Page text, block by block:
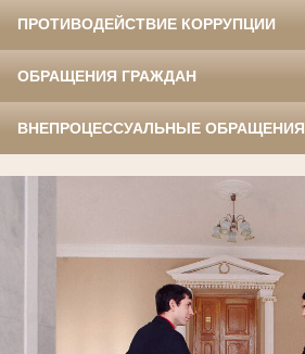
ПРОТИВОДЕЙСТВИЕ КОРРУПЦИИ
ОБРАЩЕНИЯ ГРАЖДАН
ВНЕПРОЦЕССУАЛЬНЫЕ ОБРАЩЕНИЯ